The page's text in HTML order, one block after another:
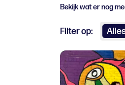
Bekijk wat er nog
Filter op: